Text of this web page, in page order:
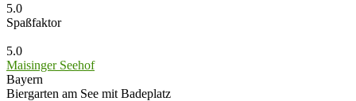
5.0
Spaßfaktor
5.0
Maisinger Seehof
Bayern
Biergarten am See mit Badeplatz